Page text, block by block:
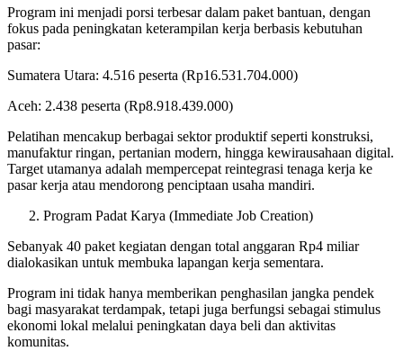
Program ini menjadi porsi terbesar dalam paket bantuan, dengan
fokus pada peningkatan keterampilan kerja berbasis kebutuhan
pasar:
Sumatera Utara: 4.516 peserta (Rp16.531.704.000)
Aceh: 2.438 peserta (Rp8.918.439.000)
Pelatihan mencakup berbagai sektor produktif seperti konstruksi,
manufaktur ringan, pertanian modern, hingga kewirausahaan digital.
Target utamanya adalah mempercepat reintegrasi tenaga kerja ke
pasar kerja atau mendorong penciptaan usaha mandiri.
Program Padat Karya (Immediate Job Creation)
Sebanyak 40 paket kegiatan dengan total anggaran Rp4 miliar
dialokasikan untuk membuka lapangan kerja sementara.
Program ini tidak hanya memberikan penghasilan jangka pendek
bagi masyarakat terdampak, tetapi juga berfungsi sebagai stimulus
ekonomi lokal melalui peningkatan daya beli dan aktivitas
komunitas.